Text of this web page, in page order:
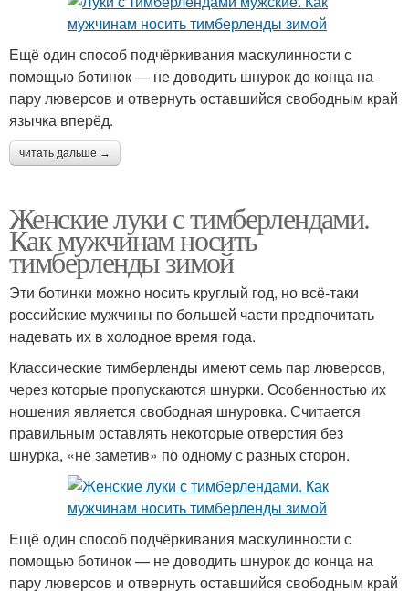
Ещё один способ подчёркивания маскулинности с
помощью ботинок — не доводить шнурок до конца на
пару люверсов и отвернуть оставшийся свободным край
язычка вперёд.
читать дальше →
Женские луки с тимберлендами.
Как мужчинам носить
тимберленды зимой
Эти ботинки можно носить круглый год, но всё-таки
российские мужчины по большей части предпочитать
надевать их в холодное время года.
Классические тимберленды имеют семь пар люверсов,
через которые пропускаются шнурки. Особенностью их
ношения является свободная шнуровка. Считается
правильным оставлять некоторые отверстия без
шнурка, «не заметив» по одному с разных сторон.
Ещё один способ подчёркивания маскулинности с
помощью ботинок — не доводить шнурок до конца на
пару люверсов и отвернуть оставшийся свободным край